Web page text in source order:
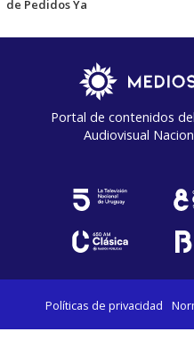
de Pedidos Ya
Portal de contenidos
Audiovisual
Políticas de privacidad